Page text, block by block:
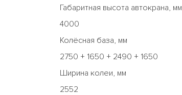
Габаритная высота автокрана, мм
4000
Колёсная база, мм
2750 + 1650 + 2490 + 1650
Ширина колеи, мм
2552